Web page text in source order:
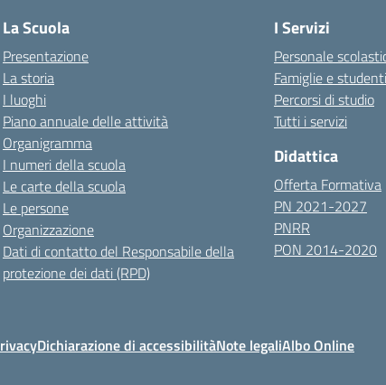
La Scuola
Presentazione
La storia
I luoghi
Piano annuale delle attività
Organigramma
I numeri della scuola
Le carte della scuola
Le persone
Organizzazione
Dati di contatto del Responsabile della
protezione dei dati (RPD)
I Servizi
Personale
Famiglie e studenti
Percorsi di studio
Tutti i servizi
Didattica
Offerta Formativa
PN 2021-2027
PNRR
PON 2014-2020
Dichiarazione di accessibilitàNote legaliAlbo Online